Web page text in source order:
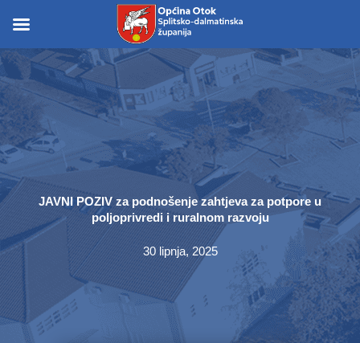
content
content
JAVNI POZIV za podnošenje zahtjeva za potpore u
poljoprivredi i ruralnom razvoju
30 lipnja, 2025